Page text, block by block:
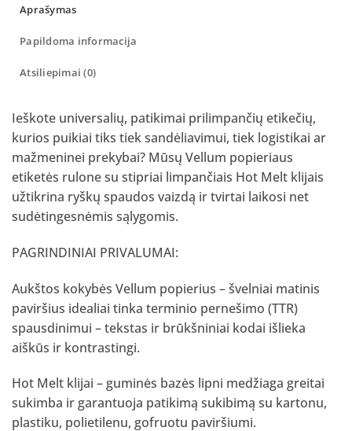
Aprašymas
Papildoma informacija
Atsiliepimai (0)
Ieškote universalių, patikimai prilimpančių etikečių,
kurios puikiai tiks tiek sandėliavimui, tiek logistikai ar
mažmeninei prekybai? Mūsų Vellum popieriaus
etiketės rulone su stipriai limpančiais Hot Melt klijais
užtikrina ryškų spaudos vaizdą ir tvirtai laikosi net
sudėtingesnėmis sąlygomis.
PAGRINDINIAI PRIVALUMAI:
Aukštos kokybės Vellum popierius – švelniai matinis
paviršius idealiai tinka terminio pernešimo (TTR)
spausdinimui – tekstas ir brūkšniniai kodai išlieka
aiškūs ir kontrastingi.
Hot Melt klijai – guminės bazės lipni medžiaga greitai
sukimba ir garantuoja patikimą sukibimą su kartonu,
plastiku, polietilenu, gofruotu paviršiumi.